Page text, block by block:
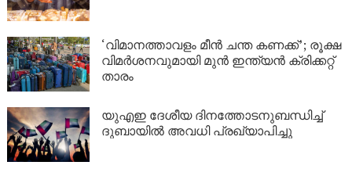
‘വിമാനത്താവളം മീന്‍ ചന്ത കണക്ക്’; രൂക്ഷ
വിമര്‍ശനവുമായി മുന്‍ ഇന്ത്യന്‍ ക്രിക്കറ്റ്
താരം
യുഎഇ ദേശീയ ദിനത്തോടനുബന്ധിച്ച്
ദുബായിൽ അവധി പ്രഖ്യാപിച്ചു